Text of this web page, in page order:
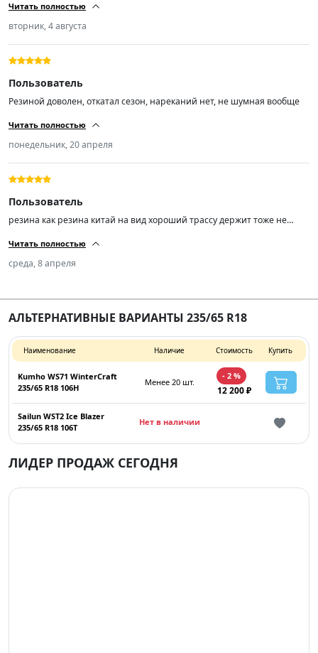
крутом повороте чуть не подрасчитал и влетел в подмерзшую колею
с кашей, поймал контролируемый снос, зад потащило, но все
обошлось
Читать полностью
вторник, 4 августа
Пользователь
Резиной доволен, откатал сезон, нареканий нет, не шумная вообще
Читать полностью
понедельник, 20 апреля
Пользователь
резина как резина китай на вид хороший трассу держит тоже не
Читать полностью
среда, 8 апреля
АЛЬТЕРНАТИВНЫЕ ВАРИАНТЫ 235/65 R18
Наименование Наличие Стоимость Купить
Kumho WS71 WinterCraft
235/65 R18 106H
Менее 20 шт.
- 2 %
12 200 ₽
Sailun WST2 Ice Blazer
235/65 R18 106T
Нет в наличии
ЛИДЕР ПРОДАЖ СЕГОДНЯ